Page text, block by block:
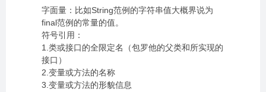
字面量：比如String范例的字符串值大概界说为
final范例的常量的值。
符号引用：
1.类或接口的全限定名（包罗他的父类和所实现的
接口）
2.变量或方法的名称
3.变量或方法的形貌信息